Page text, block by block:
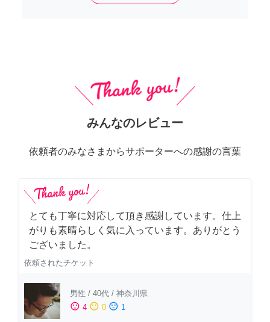
みんなのレビュー
依頼者のみなさまからサポーターへの感謝の言葉
とても丁寧に対応して頂き感謝しています。仕上
がりも素晴らしく気に入っています。ありがとう
ございました。
依頼されたチケット
男性 / 40代 / 神奈川県
sentiment_satisfied 4 sentiment_neutral 0 sentiment_dissatisfied 1